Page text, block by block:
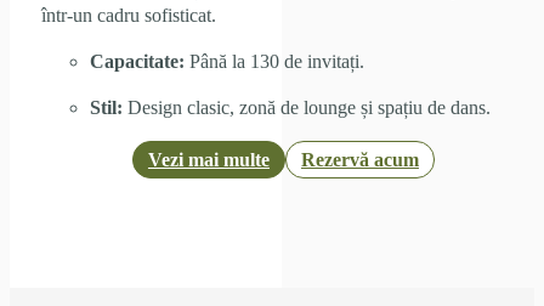
într-un cadru sofisticat.
Capacitate: Până la 130 de invitați.
Stil: Design clasic, zonă de lounge și spațiu de dans.
Vezi mai multe Rezervă acum